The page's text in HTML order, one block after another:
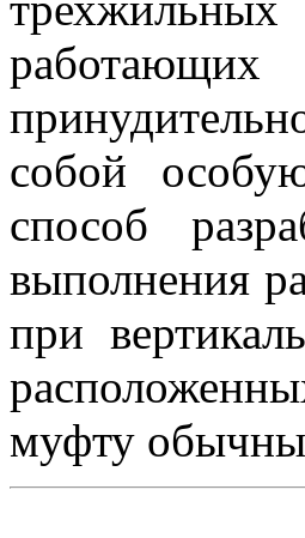
собой
способ
выполнения
при
муфту